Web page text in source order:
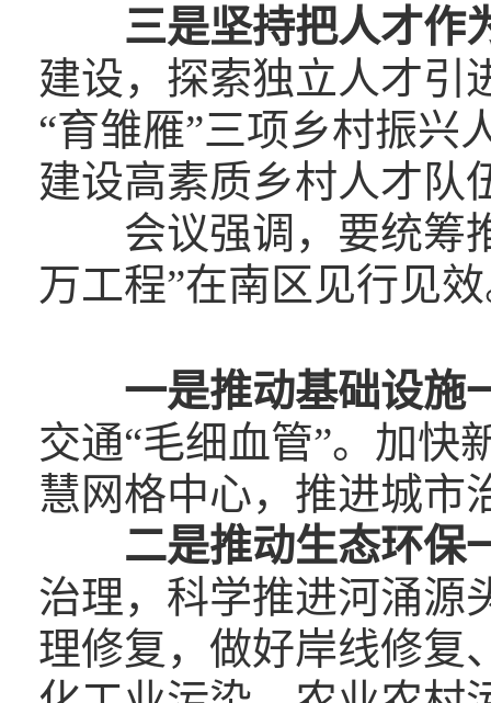
三是坚持把人才作
建设，探索独立人才引
“育雏雁”三项乡村振兴
建设高素质乡村人才队
会议强调，要统筹
万工程”在南区见行见
一是推动基础设施
交通“毛细血管”。加快
慧网格中心，推进城市
二是推动生态环保
治理，科学推进河涌源
理修复，做好岸线修复